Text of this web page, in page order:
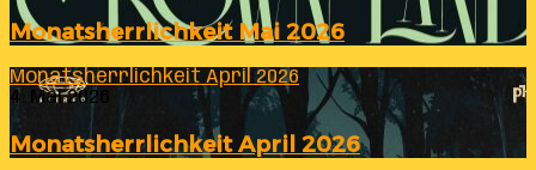
Monatsherrlichkeit Mai 2026
Monatsherrlichkeit April 2026
4. Mai 2026
Monatsherrlichkeit April 2026